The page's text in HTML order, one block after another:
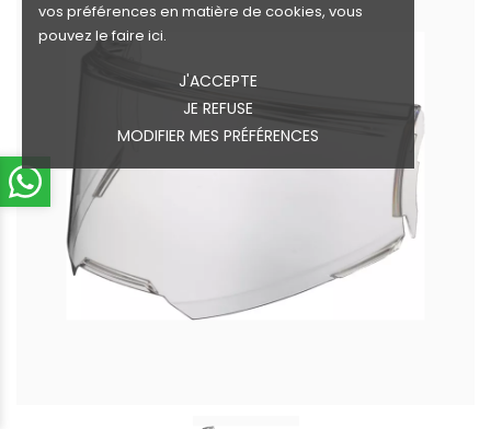
vos préférences en matière de cookies, vous
pouvez le faire ici.
J'ACCEPTE
JE REFUSE
MODIFIER MES PRÉFÉRENCES